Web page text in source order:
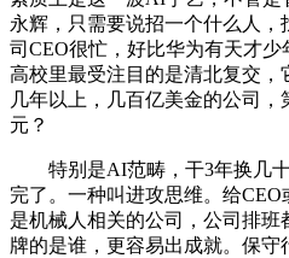
永辉，只需要说招一个什么人，
司CEO很忙，好比华为有天才少
高校里最受注目的是清北复交
几年以上，几百亿美金的公司，
元？
特别是AI范畴，干3年换几十
完了。一种叫进攻思维。给
是机械人相关的公司，公司排
牌的是谁，更容易出成就。保守